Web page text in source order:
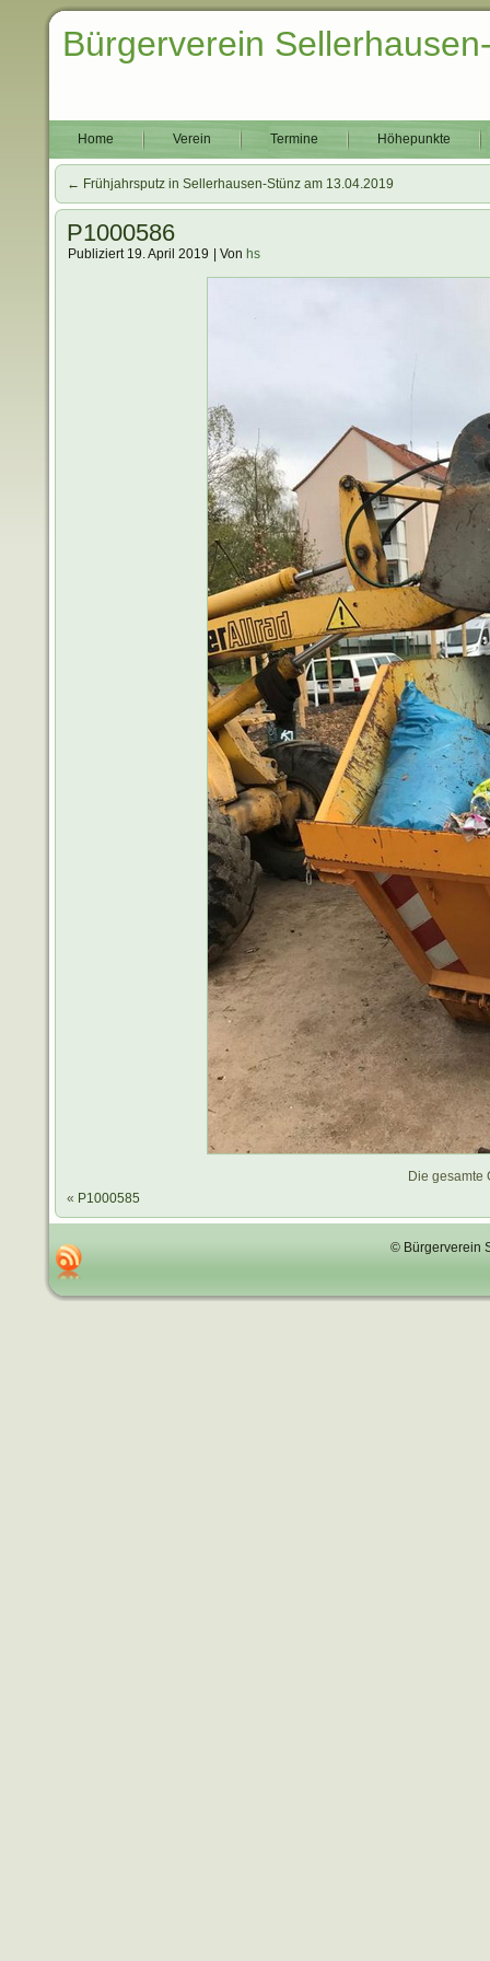
Bürgerverein
Home Verein Termine Höhepunkte
← Frühjahrsputz in Sellerhausen-Stünz am 13.04.2019
P1000586
Publiziert 19. April 2019 Von hs
Die gesamte
« P1000585
© Bürgerverein